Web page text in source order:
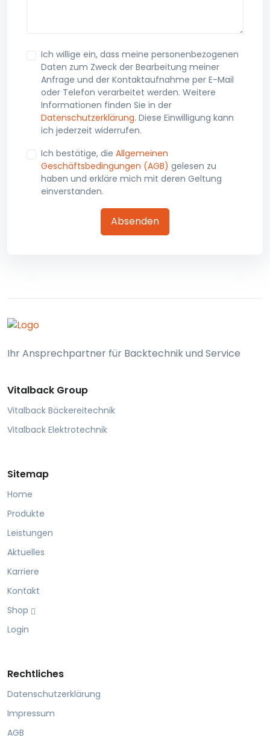
Ich willige ein, dass meine personenbezogenen
Daten zum Zweck der Bearbeitung meiner
Anfrage und der Kontaktaufnahme per E-Mail
oder Telefon verarbeitet werden. Weitere
Informationen finden Sie in der
Datenschutzerklärung. Diese Einwilligung kann
ich jederzeit widerrufen.
Ich bestätige, die Allgemeinen
Geschäftsbedingungen (AGB) gelesen zu
haben und erkläre mich mit deren Geltung
einverstanden.
Absenden
Ihr Ansprechpartner für Backtechnik und Service
Vitalback Group
Vitalback Bäckereitechnik
Vitalback Elektrotechnik
Sitemap
Home
Produkte
Leistungen
Aktuelles
Karriere
Kontakt
Shop
Login
Rechtliches
Datenschutzerklärung
Impressum
AGB